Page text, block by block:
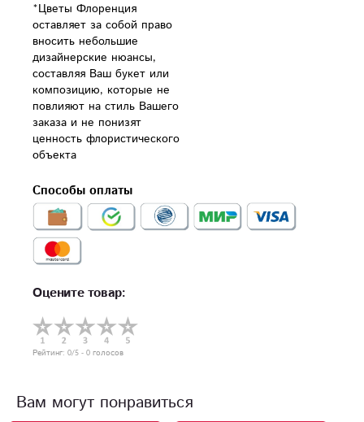
*Цветы Флоренция
оставляет за собой право
вносить небольшие
дизайнерские нюансы,
составляя Ваш букет или
композицию, которые не
повлияют на стиль Вашего
заказа и не понизят
ценность флористического
объекта
Способы оплаты
Оцените товар:
Рейтинг: 0/5 - 0 голосов
Вам могут понравиться